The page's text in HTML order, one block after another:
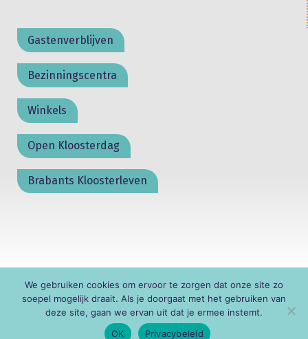
Gastenverblijven
Bezinningscentra
Winkels
Open Kloosterdag
Brabants Kloosterleven
© KNR
We gebruiken cookies om ervoor te zorgen dat onze site zo
soepel mogelijk draait. Als je doorgaat met het gebruiken van
deze site, gaan we ervan uit dat je ermee instemt.
OK
Privacybeleid